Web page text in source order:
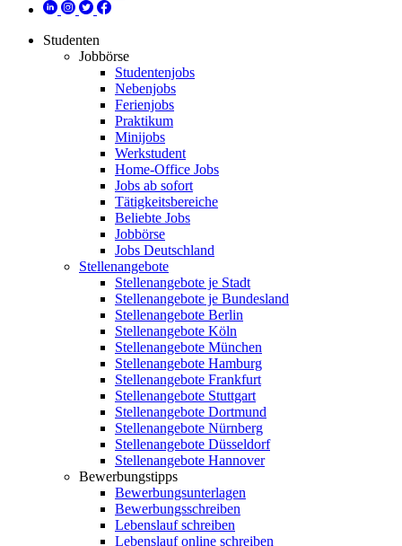
Studenten
Jobbörse
Studentenjobs
Nebenjobs
Ferienjobs
Praktikum
Minijobs
Werkstudent
Home-Office Jobs
Jobs ab sofort
Tätigkeitsbereiche
Beliebte Jobs
Jobbörse
Jobs Deutschland
Stellenangebote
Stellenangebote je Stadt
Stellenangebote je Bundesland
Stellenangebote Berlin
Stellenangebote Köln
Stellenangebote München
Stellenangebote Hamburg
Stellenangebote Frankfurt
Stellenangebote Stuttgart
Stellenangebote Dortmund
Stellenangebote Nürnberg
Stellenangebote Düsseldorf
Stellenangebote Hannover
Bewerbungstipps
Bewerbungsunterlagen
Bewerbungsschreiben
Lebenslauf schreiben
Lebenslauf online schreiben